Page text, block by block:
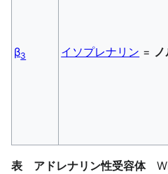
β3 イソプレナリン =
表 アドレナリン性受容体